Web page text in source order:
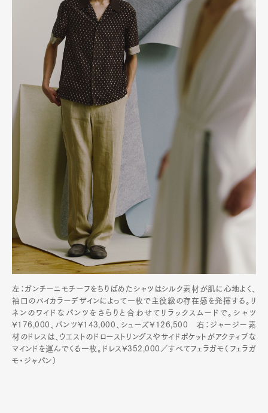
左：ガンチーニモチーフをちりばめたシャツはシルク素材が肌に心地よく、
袖口のバイカラーデザインによって一枚で主役級の存在感を発揮する。リ
ネンのワイドなパンツをさらりと合わせてリラックスムードで。シャツ
¥176,000、パンツ¥143,000、シューズ¥126,500 右：ジャージー素
材のドレスは、ウエストのドローストリングスやサイドポケットがアクティブな
マインドを運んでくる一枚。ドレス¥352,000／すべてフェラガモ（フェラガ
モ・ジャパン）